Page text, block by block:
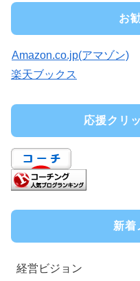
お
Amazon.co.jp(アマゾン)
楽天ブックス
応援クリ
新着
経営ビジョン